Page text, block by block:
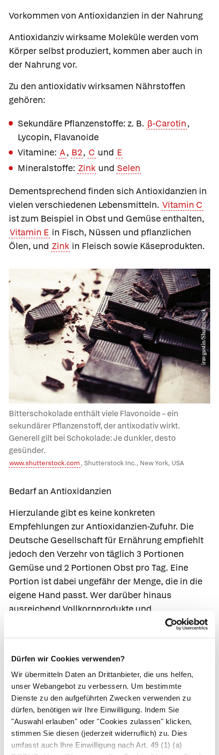
Dürfen wir Cookies verwenden?
Wir übermitteln Daten an Drittanbieter, die uns helfen,
unser Webangebot zu verbessern. Um bestimmte
Dienste zu den aufgeführten Zwecken verwenden zu
dürfen, benötigen wir Ihre Einwilligung. Indem Sie
"Auswahl erlauben" oder "Cookies zulassen" klicken,
stimmen Sie diesen (jederzeit widerruflich) zu. Dies
umfasst auch Ihre Einwilligung nach Art. 49 (1) (a)
Vorkommen von Antioxidanzien in der Nahrung
Antioxidanziv wirksame Moleküle werden vom
Körper selbst produziert, kommen aber auch in
der Nahrung vor.
Zu den antioxidativ wirksamen Nährstoffen
gehören:
Sekundäre Pflanzenstoffe: z. B. β-Carotin,
Lycopin, Flavanoide
Vitamine: A, B2, C und E
Mineralstoffe: Zink und Selen
Dementsprechend finden sich Antioxidanzien in
vielen verschiedenen Lebensmitteln. Vitamin C
ist zum Beispiel in Obst und Gemüse enthalten,
Vitamin E in Fisch, Nüssen und pflanzlichen
Ölen, und Zink in Fleisch sowie Käseprodukten.
Bitterschokolade enthält viele Flavonoide – ein
sekundärer Pflanzenstoff, der antixodativ wirkt.
Generell gilt bei Schokolade: Je dunkler, desto
gesünder.
www.shutterstock.com, Shutterstock Inc., New York, USA
Bedarf an Antioxidanzien
Hierzulande gibt es keine konkreten
Empfehlungen zur Antioxidanzien-Zufuhr. Die
Deutsche Gesellschaft für Ernährung empfiehlt
jedoch den Verzehr von täglich 3 Portionen
Gemüse und 2 Portionen Obst pro Tag. Eine
Portion ist dabei ungefähr der Menge, die in die
eigene Hand passt. Wer darüber hinaus
ausreichend Vollkornprodukte und
Hülsenfrüchte isst, ist sicherlich gut mit
Antioxidanzien versorgt.
Anzeichen für Antioxidanzien-Mangel
Sind im Körper zu wenig Antioxidanzien, häufen
sich freie Radikale im Körper an. Diese
schädigen die Zellen, da sie Moleküle wie das
Erbgut oder Proteine angreifen. Das hat Folgen:
Viele Studien deuten darauf hin, dass oxidativer
Stress an der Entstehung von Krankheiten wie